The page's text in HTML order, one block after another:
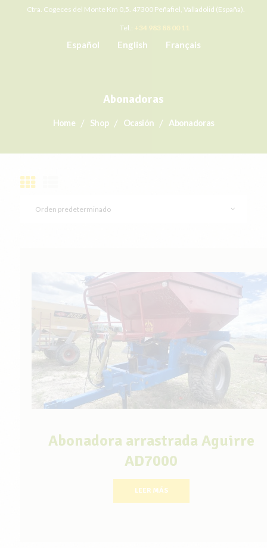
Ctra. Cogeces del Monte Km 0,5. 47300 Peñafiel, Valladolid (España).
Tel.: +34 983 88 00 11
Español English Français
Abonadoras
Home Shop Ocasión Abonadoras
Abonadora arrastrada Aguirre
AD7000
LEER MÁS